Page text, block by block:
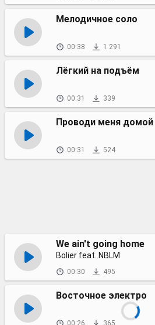
Мелодичное соло
00:38 1 291
Лёгкий на подъём
00:31 339
Проводи меня домой
00:31 524
We ain't going home
Bolier feat. NBLM
00:30 495
Восточное электро
00:26 365